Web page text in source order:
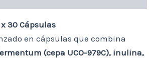
30 Cápsulas
en cápsulas que combina
(cepa UCO-979C), inulina,